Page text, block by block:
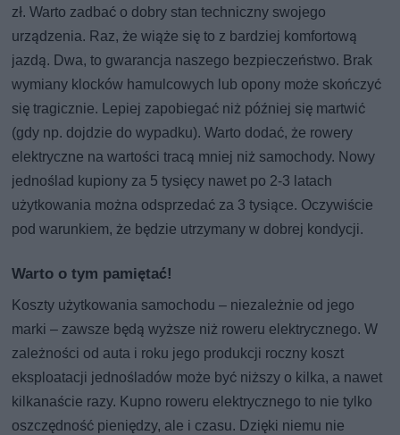
zł. Warto zadbać o dobry stan techniczny swojego
urządzenia. Raz, że wiąże się to z bardziej komfortową
jazdą. Dwa, to gwarancja naszego bezpieczeństwo. Brak
wymiany klocków hamulcowych lub opony może skończyć
się tragicznie. Lepiej zapobiegać niż później się martwić
(gdy np. dojdzie do wypadku). Warto dodać, że rowery
elektryczne na wartości tracą mniej niż samochody. Nowy
jednoślad kupiony za 5 tysięcy nawet po 2-3 latach
użytkowania można odsprzedać za 3 tysiące. Oczywiście
pod warunkiem, że będzie utrzymany w dobrej kondycji.
Warto o tym pamiętać!
Koszty użytkowania samochodu – niezależnie od jego
marki – zawsze będą wyższe niż roweru elektrycznego. W
zależności od auta i roku jego produkcji roczny koszt
eksploatacji jednośladów może być niższy o kilka, a nawet
kilkanaście razy. Kupno roweru elektrycznego to nie tylko
oszczędność pieniędzy, ale i czasu. Dzięki niemu nie